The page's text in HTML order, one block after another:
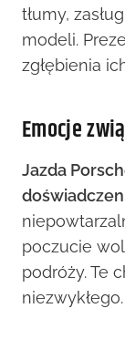
tłumy,
modeli.
zgłębienia
Emocje
Jazda
poczucie
podróży. Te
niezwykłego.